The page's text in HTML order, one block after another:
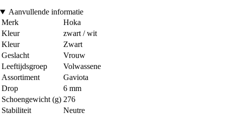
Aanvullende informatie
Merk
Hoka
Kleur
zwart / wit
Kleur
Zwart
Geslacht
Vrouw
Leeftijdsgroep
Volwassene
Assortiment
Gaviota
Drop
6 mm
Schoengewicht (g) 276
Stabiliteit
Neutre